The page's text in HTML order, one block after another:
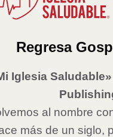
Gospel Publishing House
Resources Sold
Regresa
Iglesia
al nombre
más de un siglo,